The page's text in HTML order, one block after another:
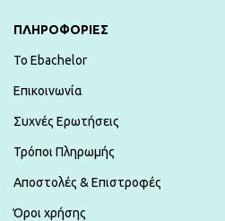
ΠΛΗΡΟΦΟΡΙΕΣ
To Ebachelor
Επικοινωνία
Συχνές Ερωτήσεις
Τρόποι Πληρωμής
Αποστολές & Επιστροφές
Όροι χρήσης